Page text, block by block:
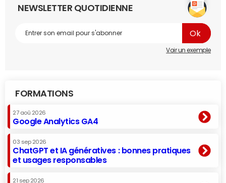
NEWSLETTER QUOTIDIENNE
Voir un exemple
FORMATIONS
27 aoû 2026
Google Analytics GA4
03 sep 2026
ChatGPT et IA génératives : bonnes pratiques
et usages responsables
21 sep 2026